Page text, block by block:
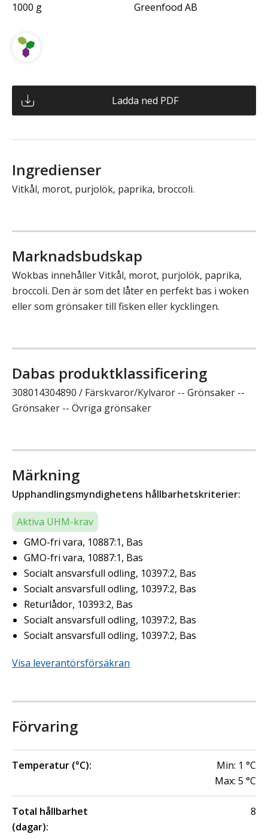
1000 g Greenfood AB
Ladda ned PDF
Ingredienser
Vitkål, morot, purjolök, paprika, broccoli.
Marknadsbudskap
Wokbas innehåller Vitkål, morot, purjolök, paprika,
broccoli. Den är som det låter en perfekt bas i woken
eller som grönsaker till fisken eller kycklingen.
Dabas produktklassificering
308014304890 / Färskvaror/Kylvaror -- Grönsaker --
Grönsaker -- Övriga grönsaker
Märkning
Upphandlingsmyndighetens hållbarhetskriterier:
Aktiva UHM-krav
GMO-fri vara, 10887:1, Bas
GMO-fri vara, 10887:1, Bas
Socialt ansvarsfull odling, 10397:2, Bas
Socialt ansvarsfull odling, 10397:2, Bas
Returlådor, 10393:2, Bas
Socialt ansvarsfull odling, 10397:2, Bas
Socialt ansvarsfull odling, 10397:2, Bas
Visa leverantörsförsäkran
Förvaring
Temperatur (°C): Min: 1 °C
Max: 5 °C
Total hållbarhet
(dagar):
8